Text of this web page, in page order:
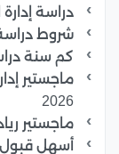
دراسة إدارة
شروط
كم سنة
ماجستير
2026
ماجستير
أسهل قبول